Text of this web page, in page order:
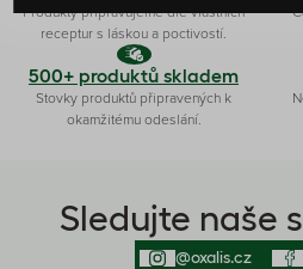
Produkty připravujeme dle vlastních
receptur s láskou a poctivostí.
500+ produktů skladem
Stovky produktů připravených k
okamžitému odeslání.
Sledujte naše
@oxalis.cz